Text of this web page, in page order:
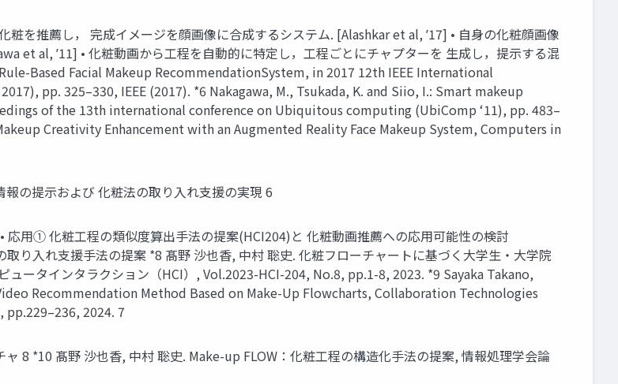
を推薦し， 完成イメージを顔画像に合成するシステム. [Alashkar et al, ʼ17] • 自身の化粧顔画像
et al, ʼ11] • 化粧動画から工程を自動的に特定し，工程ごとにチャプターを 生成し，提示する混
Based Facial Makeup RecommendationSystem, in 2017 12th IEEE International
pp. 325–330, IEEE (2017). *6 Nakagawa, M., Tsukada, K. and Siio, I.: Smart makeup
of the 13th international conference on Ubiquitous computing (UbiComp ‘11), pp. 483–
Creativity Enhancement with an Augmented Reality Face Makeup System, Computers in
の提示および 化粧法の取り入れ支援の実現 6
応用① 化粧工程の類似度算出手法の提案(HCI204)と 化粧動画推薦への応用可能性の検討
り入れ支援手法の提案 *8 髙野 沙也⾹, 中村 聡史. 化粧フローチャートに基づく⼤学⽣・⼤学院
ュータインタラクション（HCI）, Vol.2023-HCI-204, No.8, pp.1-8, 2023. *9 Sayaka Takano,
Recommendation Method Based on Make-Up Flowcharts, Collaboration Technologies
2024. 7
8 *10 髙野 沙也⾹, 中村 聡史. Make-up FLOW：化粧⼯程の構造化⼿法の提案, 情報処理学会論